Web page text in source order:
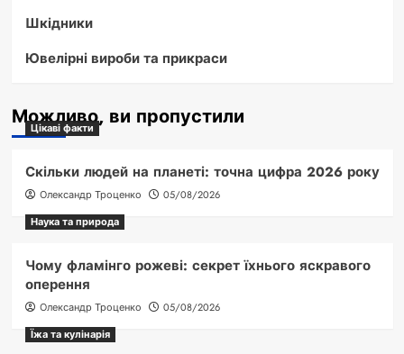
Шкідники
Ювелірні вироби та прикраси
Можливо, ви пропустили
Цікаві факти
Скільки людей на планеті: точна цифра 2026 року
Олександр Троценко
05/08/2026
Наука та природа
Чому фламінго рожеві: секрет їхнього яскравого
оперення
Олександр Троценко
05/08/2026
Їжа та кулінарія